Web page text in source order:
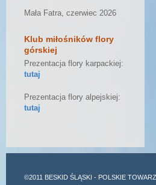
Mała Fatra, czerwiec 2026
Klub miłośników flory
górskiej
Prezentacja flory karpackiej:
tutaj
Prezentacja flory alpejskiej:
tutaj
©2011 BESKID ŚLĄSKI - POLSKIE